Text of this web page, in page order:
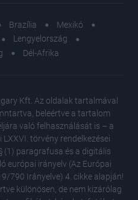
Brazília
Mexikó
Lengyelország
Dél-Afrika
Kft. Az oldalak tartalmával
beleértve a tartalom
való felhasználását is – a
törvény rendelkezései
(1) paragrafusa és a digitális
európai irányelv (Az Európai
790 Irányelve) 4. cikke alapján!
különösen, de nem kizárólag